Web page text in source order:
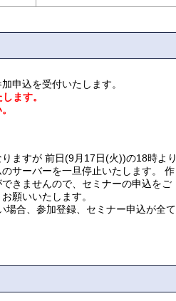
申込を受付いたします。
ます。
りますが 前日(9月17日(火))の18時より
サーバーを一旦停止いたします。 作
きませんので、セミナーの申込をご
願いいたします。
場合、参加登録、セミナー申込が全て